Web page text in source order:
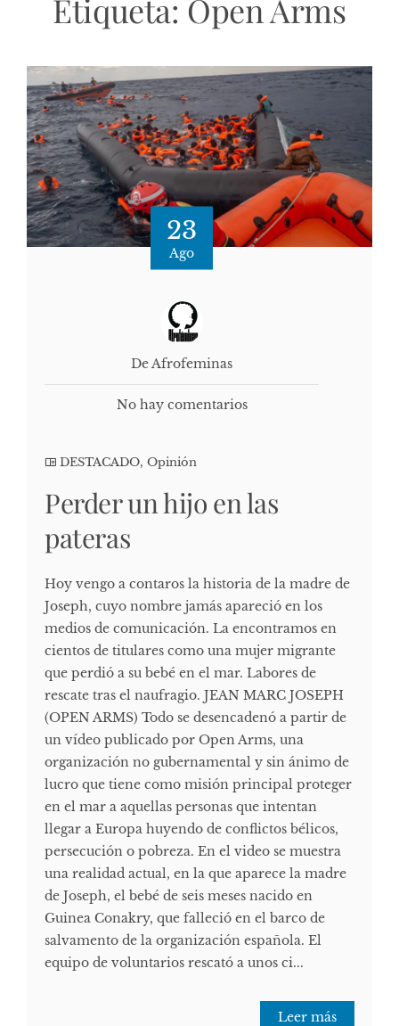
Etiqueta: Open Arms
23
Ago
De Afrofeminas
No hay comentarios
DESTACADO, Opinión
Perder un hijo en las
pateras
Hoy vengo a contaros la historia de la madre de
Joseph, cuyo nombre jamás apareció en los
medios de comunicación. La encontramos en
cientos de titulares como una mujer migrante
que perdió a su bebé en el mar. Labores de
rescate tras el naufragio. JEAN MARC JOSEPH
(OPEN ARMS) Todo se desencadenó a partir de
un vídeo publicado por Open Arms, una
organización no gubernamental y sin ánimo de
lucro que tiene como misión principal proteger
en el mar a aquellas personas que intentan
llegar a Europa huyendo de conflictos bélicos,
persecución o pobreza. En el video se muestra
una realidad actual, en la que aparece la madre
de Joseph, el bebé de seis meses nacido en
Guinea Conakry, que falleció en el barco de
salvamento de la organización española. El
equipo de voluntarios rescató a unos ci...
Leer más